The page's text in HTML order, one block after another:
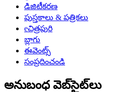
డిజిటీకరణ
పుస్తకాలు & పత్రికలు
eచిత్రపురి
బ్లాగు
ఈవెంట్స్
సంప్రదించండి
అనుబంధ వెబ్‌సైట్‌లు